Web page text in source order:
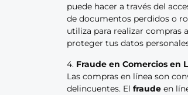
puede hacer a través del
de documentos perdidos o
utiliza para realizar compras
proteger tus datos
4. Fraude en Comercios en
Las compras en línea son
delincuentes. El fraude en